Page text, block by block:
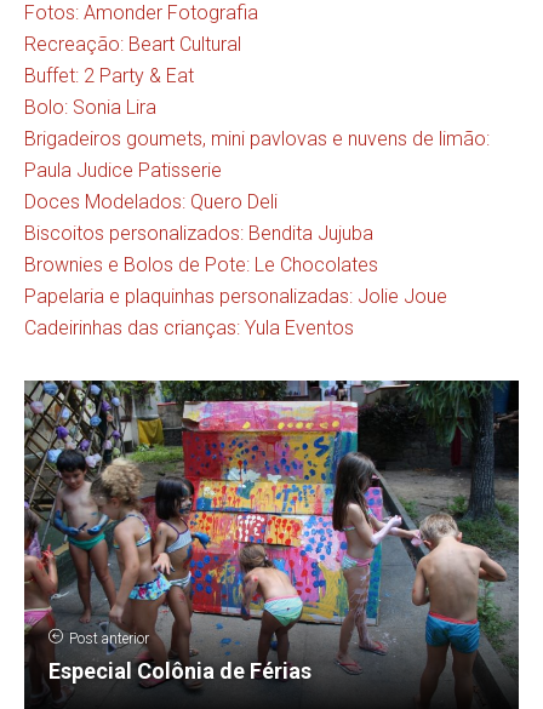
Fotos: Amonder Fotografia
Recreação: Beart Cultural
Buffet: 2 Party & Eat
Bolo: Sonia Lira
Brigadeiros goumets, mini pavlovas e nuvens de limão:
Paula Judice Patisserie
Doces Modelados: Quero Deli
Biscoitos personalizados: Bendita Jujuba
Brownies e Bolos de Pote: Le Chocolates
Papelaria e plaquinhas personalizadas: Jolie Joue
Cadeirinhas das crianças: Yula Eventos
Post anterior
Especial Colônia de Férias